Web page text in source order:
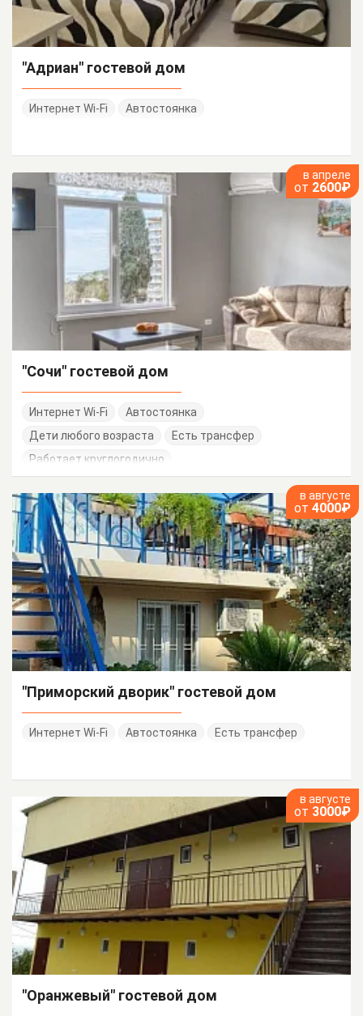
"Адриан" гостевой дом
Интернет Wi-Fi Автостоянка
в апреле
от 2600₽
"Сочи" гостевой дом
Интернет Wi-Fi
Автостоянка
Дети любого возраста
Есть трансфер
Работает круглогодично
в августе
от 4000₽
"Приморский дворик" гостевой дом
Интернет Wi-Fi Автостоянка Есть трансфер
в августе
от 3000₽
"Оранжевый" гостевой дом